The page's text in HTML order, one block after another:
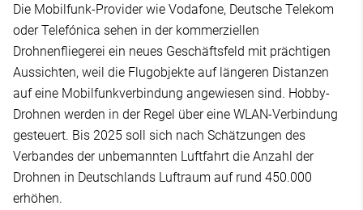
Die Mobilfunk-Provider wie Vodafone, Deutsche Telekom
oder Telefónica sehen in der kommerziellen
Drohnenfliegerei ein neues Geschäftsfeld mit prächtigen
Aussichten, weil die Flugobjekte auf längeren Distanzen
auf eine Mobilfunkverbindung angewiesen sind. Hobby-
Drohnen werden in der Regel über eine WLAN-Verbindung
gesteuert. Bis 2025 soll sich nach Schätzungen des
Verbandes der unbemannten Luftfahrt die Anzahl der
Drohnen in Deutschlands Luftraum auf rund 450.000
erhöhen.